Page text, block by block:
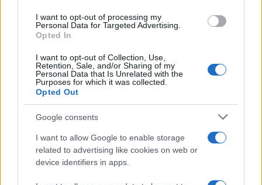
I want to opt-out of processing my
Personal Data for Targeted Advertising.
Opted In
I want to opt-out of Collection, Use,
Retention, Sale, and/or Sharing of my
Personal Data that Is Unrelated with the
Purposes for which it was collected.
Opted Out
Google consents
I want to allow Google to enable storage
related to advertising like cookies on web or
device identifiers in apps.
Non mi sono nemmeno accorto del passaggio
dalla lira all’euro. C’è qualcuno che li amministra
per me”. Una persona, però, la invidia. Si chiama
Paolo Bonolis: “Io lo invidio – ha riso – perché il
Cavaliere gli ha dato 80 milioni di euro in 4 anni,
avrà un conto in banca con cui potrebbe avere il
Louvre. Io quando ho un po’ di soldi compro
un’opera d’arte: il Vittoriale, in confronto a casa
mia, è vuoto”.